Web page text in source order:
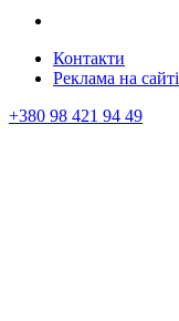
Контакти
Реклама на сайтi
+380 98 421 94 49